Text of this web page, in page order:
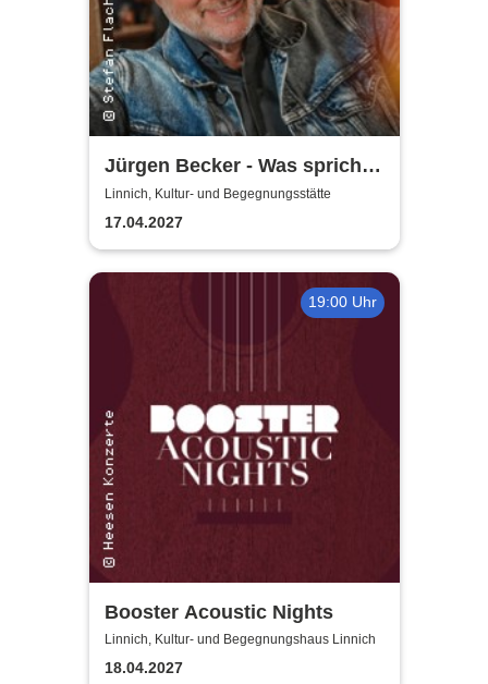
Jürgen Becker - Was spricht
gegen einen schönen Abend?
Linnich, Kultur- und Begegnungsstätte
17.04.2027
19:00 Uhr
Booster Acoustic Nights
Linnich, Kultur- und Begegnungshaus Linnich
18.04.2027